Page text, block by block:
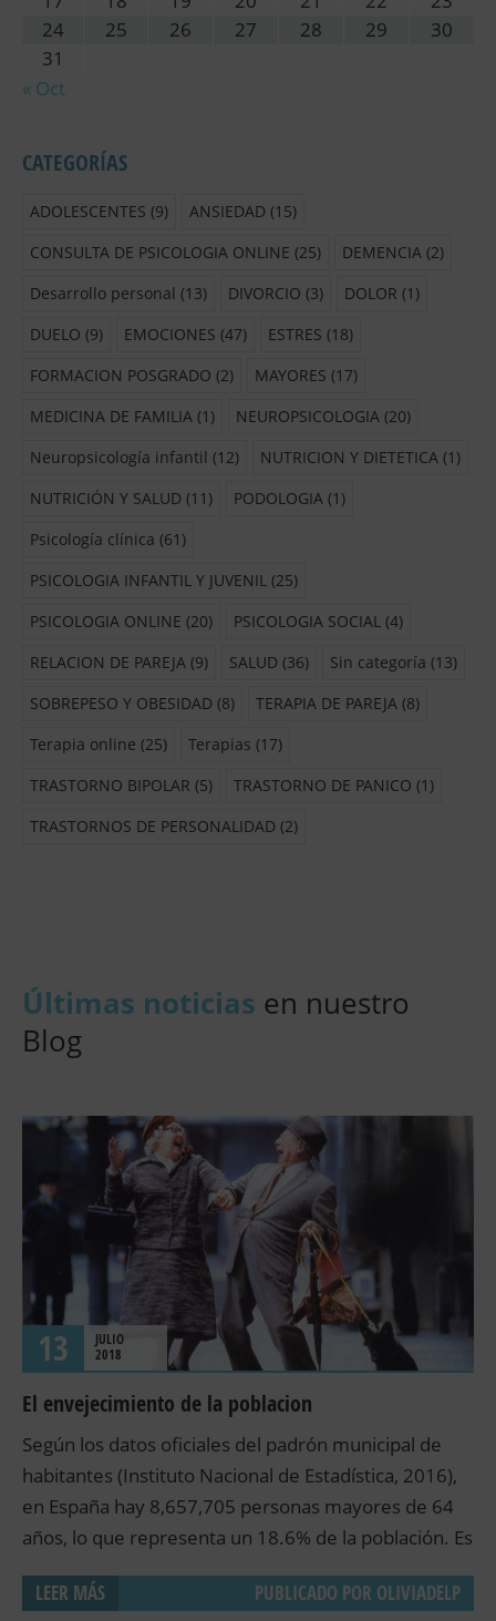
24
25 26 27 28 29
30
31
« Oct
CATEGORÍAS
ADOLESCENTES (9) ANSIEDAD (15)
CONSULTA DE PSICOLOGIA ONLINE (25) DEMENCIA (2)
Desarrollo personal (13) DIVORCIO (3) DOLOR (1)
DUELO (9) EMOCIONES (47) ESTRES (18)
FORMACION POSGRADO (2) MAYORES (17)
MEDICINA DE FAMILIA (1) NEUROPSICOLOGIA (20)
Neuropsicología infantil (12) NUTRICION Y DIETETICA (1)
NUTRICIÓN Y SALUD (11) PODOLOGIA (1)
Psicología clínica (61)
PSICOLOGIA INFANTIL Y JUVENIL (25)
PSICOLOGIA ONLINE (20) PSICOLOGIA SOCIAL (4)
RELACION DE PAREJA (9) SALUD (36) Sin categoría (13)
SOBREPESO Y OBESIDAD (8) TERAPIA DE PAREJA (8)
Terapia online (25) Terapias (17)
TRASTORNO BIPOLAR (5) TRASTORNO DE PANICO (1)
TRASTORNOS DE PERSONALIDAD (2)
Últimas noticias en nuestro
Blog
13
JULIO
2018
El envejecimiento de la poblacion
Según los datos oficiales del padrón municipal de
habitantes (Instituto Nacional de Estadística, 2016),
en España hay 8,657,705 personas mayores de 64
años, lo que representa un 18.6% de la población. Es
experimentando un envejecimiento de su
LEER MÁS PUBLICADO POR OLIVIADELP